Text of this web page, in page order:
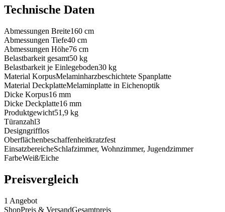
Technische Daten
Abmessungen Breite160 cm
Abmessungen Tiefe40 cm
Abmessungen Höhe76 cm
Belastbarkeit gesamt50 kg
Belastbarkeit je Einlegeboden30 kg
Material KorpusMelaminharzbeschichtete Spanplatte
Material DeckplatteMelaminplatte in Eichenoptik
Dicke Korpus16 mm
Dicke Deckplatte16 mm
Produktgewicht51,9 kg
Türanzahl3
Designgrifflos
Oberflächenbeschaffenheitkratzfest
EinsatzbereicheSchlafzimmer, Wohnzimmer, Jugendzimmer
FarbeWeiß/Eiche
Preisvergleich
1 Angebot
ShopPreis & VersandGesamtpreis